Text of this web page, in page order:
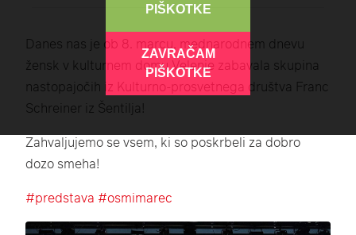
Danes nas je ob 8. marcu, mednarodnem dnevu
žensk v kulturnem domu Velenje zabavala skupina
nastopajočih iz Kulturno-prosvetnega društva Franc
Schreiner iz Šentilja!
Zahvaljujemo se vsem, ki so poskrbeli za dobro
dozo smeha!
#predstava #osmimarec
PIŠKOTKE
ZAVRAČAM
PIŠKOTKE